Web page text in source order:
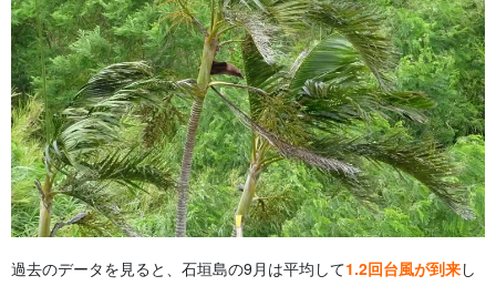
過去のデータを見ると、石垣島の9月は平均して1.2回台風が到来し